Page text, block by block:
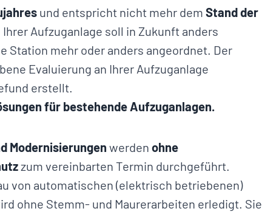
und entspricht nicht mehr dem Stand der
Ihrer Aufzuganlage soll in Zukunft anders
Station mehr oder anders angeordnet. Der
Evaluierung an Ihrer Aufzuganlage
erstellt.
für bestehende Aufzuganlagen.
Modernisierungen werden ohne
zum vereinbarten Termin durchgeführt.
von automatischen (elektrisch betriebenen)
ohne Stemm- und Maurerarbeiten erledigt. Sie